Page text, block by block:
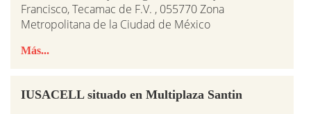
Francisco, Tecamac de F.V. , 055770 Zona
Metropolitana de la Ciudad de México
Más...
IUSACELL situado en Multiplaza Santin